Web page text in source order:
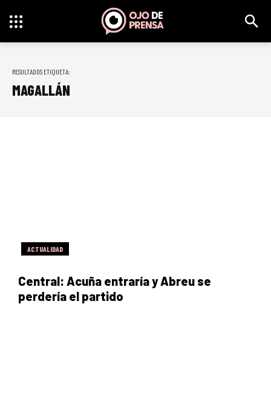
RESULTADOS ETIQUETA:
MAGALLÁN
ACTUALIDAD
Central: Acuña entraría y Abreu se
perdería el partido